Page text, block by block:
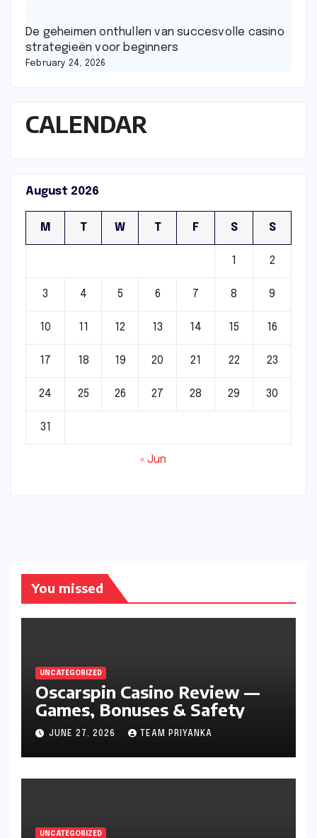
De geheimen onthullen van succesvolle casino
strategieën voor beginners
February 24, 2026
CALENDAR
August 2026
M T W T F S S
1 2
3 4 5 6 7 8 9
10 11 12 13 14 15 16
17 18 19 20 21 22 23
24 25 26 27 28 29 30
31
« Jun
You missed
UNCATEGORIZED
Oscarspin Casino Review —
Games, Bonuses & Safety
JUNE 27, 2026 TEAM PRIYANKA
UNCATEGORIZED